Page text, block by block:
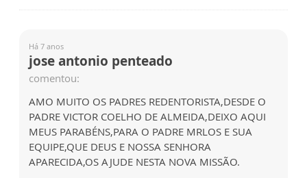
Há 7 anos
jose antonio penteado
comentou:
AMO MUITO OS PADRES REDENTORISTA,DESDE O
PADRE VICTOR COELHO DE ALMEIDA,DEIXO AQUI
MEUS PARABÉNS,PARA O PADRE MRLOS E SUA
EQUIPE,QUE DEUS E NOSSA SENHORA
APARECIDA,OS AJUDE NESTA NOVA MISSÃO.